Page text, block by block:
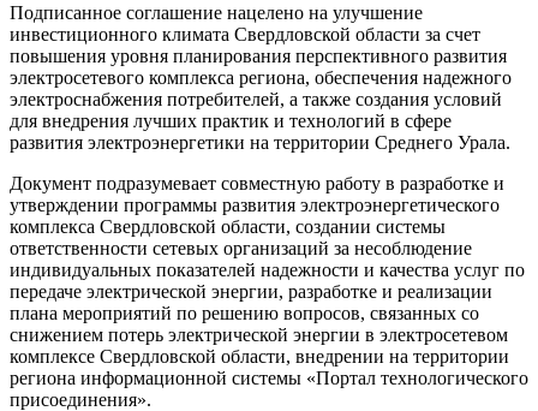
Подписанное соглашение нацелено на улучшение
инвестиционного климата Свердловской области за счет
повышения уровня планирования перспективного развития
электросетевого комплекса региона, обеспечения надежного
электроснабжения потребителей, а также создания условий
для внедрения лучших практик и технологий в сфере
развития электроэнергетики на территории Среднего Урала.
Документ подразумевает совместную работу в разработке и
утверждении программы развития электроэнергетического
комплекса Свердловской области, создании системы
ответственности сетевых организаций за несоблюдение
индивидуальных показателей надежности и качества услуг по
передаче электрической энергии, разработке и реализации
плана мероприятий по решению вопросов, связанных со
снижением потерь электрической энергии в электросетевом
комплексе Свердловской области, внедрении на территории
региона информационной системы «Портал технологического
присоединения».